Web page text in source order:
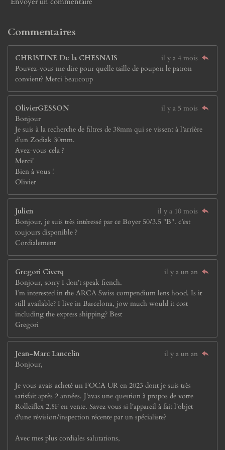
Commentaires
CHRISTINE De la CHESNAIS
il y a 4 mois
Pouvez-vous me dire pour quelle taille de poupon le patron
convient? Merci beaucoup
OlivierGESSON
il y a 5 mois
Bonjour
Je suis à la recherche de filtres de 38mm qui se vissent à l’arrière
d’un Zodiak 30mm.
Avez-vous cela ?
Merci!
Bien à vous !
Olivier
Julien
il y a 10 mois
Bonjour, je suis très intéressé par ce Boyer 50/3.5 "B". c’est
toujours disponible ?
Cordialement
Gregori Civerq
il y a un an
Bonjour, sorry I don’t speak french.
I’m interested in the ARCA Swiss compendium lens hood. Is it
still available? I live in Barcelona, jow much would it cost
including the express shipping? Best
Gregori
Jean-Marc Lancelin
il y a un an
Bonjour,
Je vous avais acheté un FOCA UR en 2023 dont je suis très
satisfait après 2 années. J'avas une question à propos de votre
Rolleiflex 2,8F en vente. Savez vous si l'appareil à fait l'objet
d'une révision/inspection récente par un spécialiste?
Avec mes plus cordiales salutations,